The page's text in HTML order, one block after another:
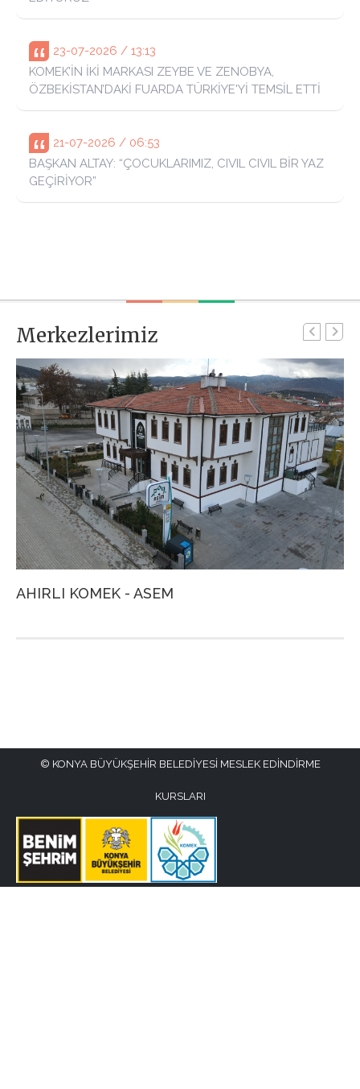
23-07-2026 / 13:13
KOMEK’İN İKİ MARKASI ZEYBE VE ZENOBYA,
ÖZBEKİSTAN’DAKİ FUARDA TÜRKİYE'Yİ TEMSİL ETTİ
21-07-2026 / 06:53
BAŞKAN ALTAY: “ÇOCUKLARIMIZ, CIVIL CIVIL BİR YAZ
GEÇİRİYOR”
Merkezlerimiz
AHIRLI KOMEK - ASEM
KONYA BÜYÜKŞEHİR BELEDİYESİ MESLEK EDİNDİRME
KURSLARI